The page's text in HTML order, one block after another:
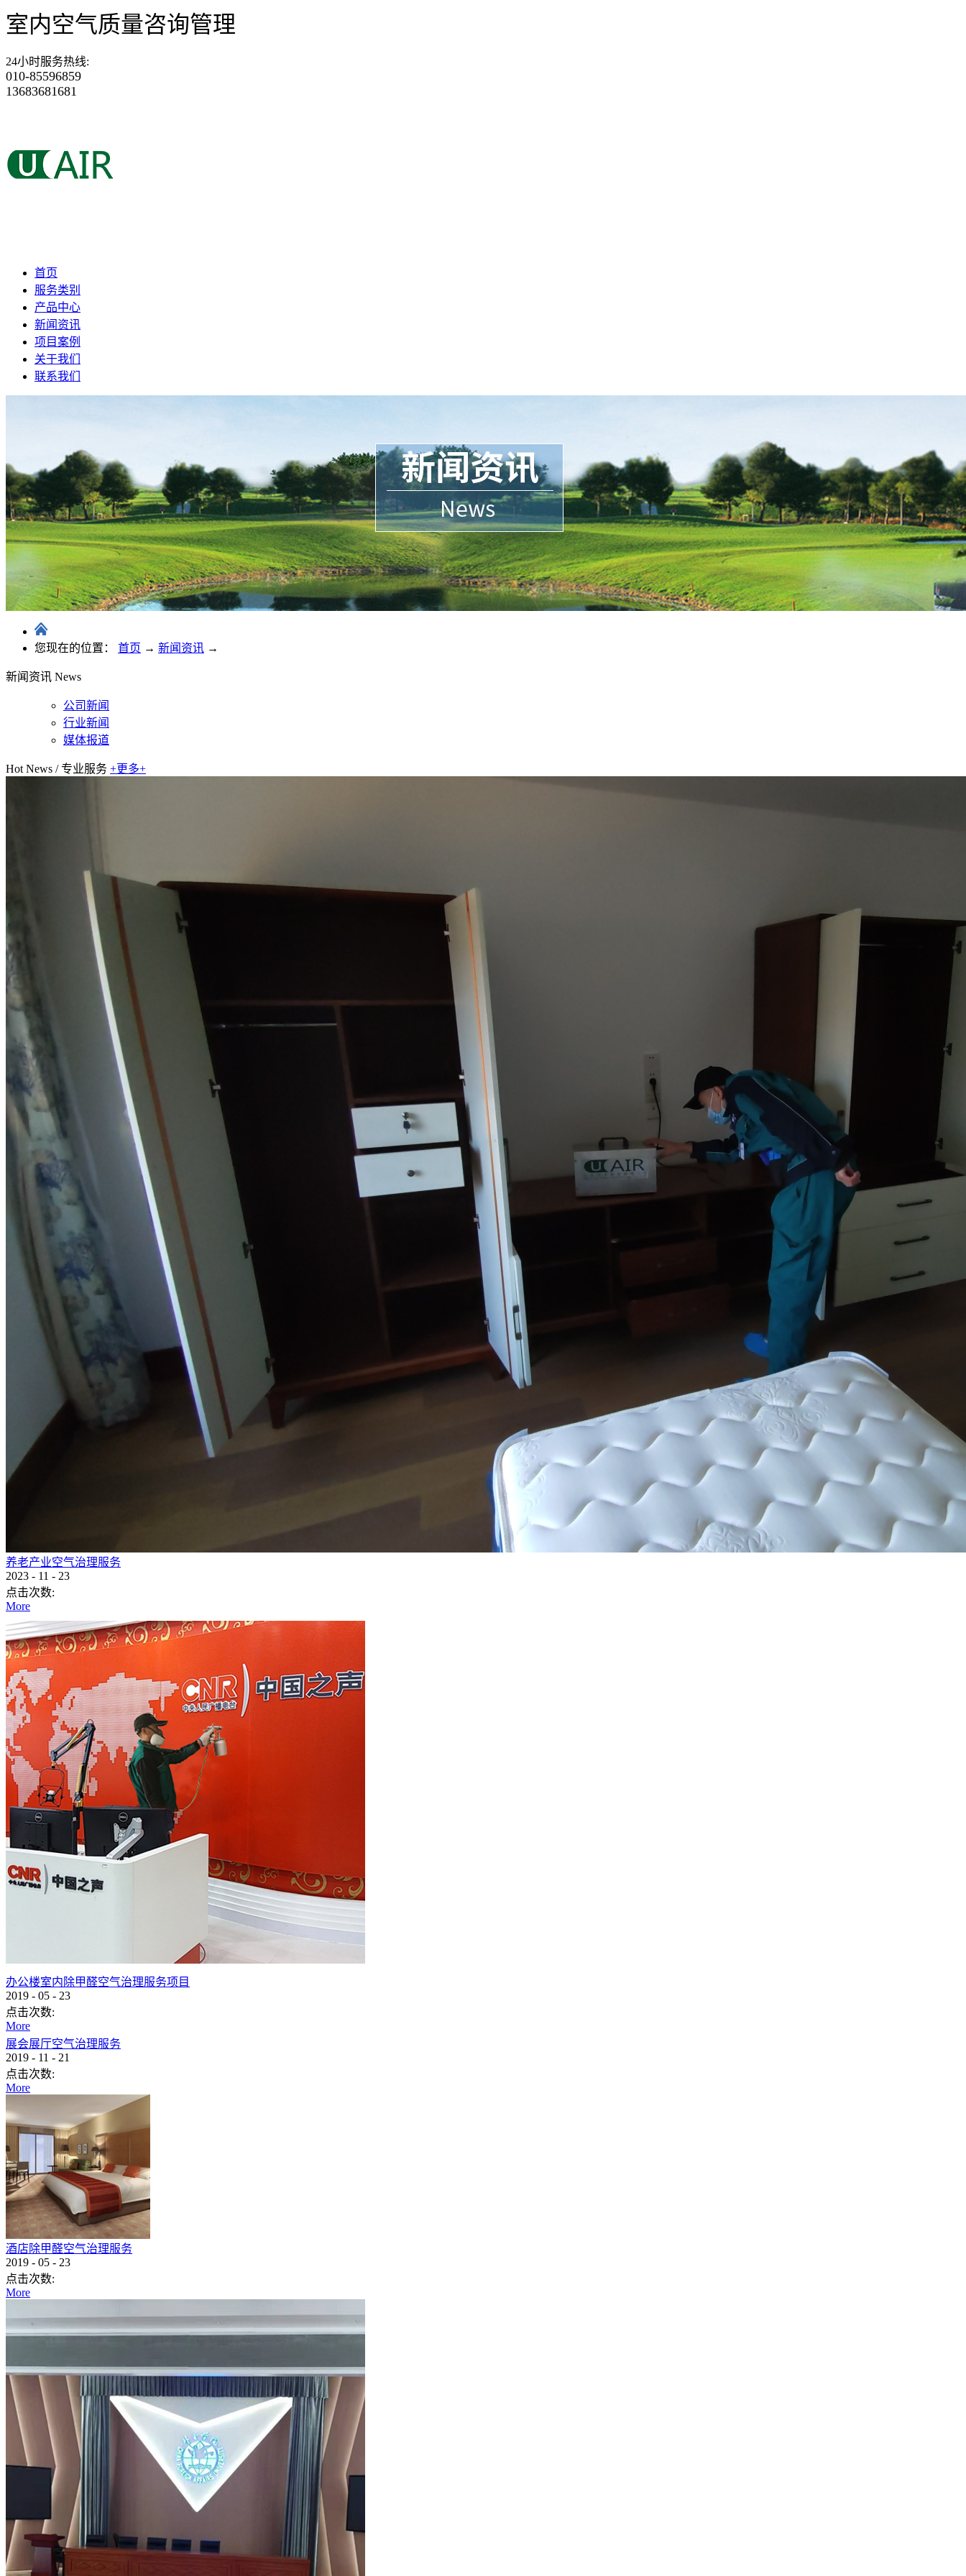
室内空气质量咨询管理
24小时服务热线:
010-85596859
13683681681
首页
服务类别
产品中心
新闻资讯
项目案例
关于我们
联系我们
您现在的位置： 首页 → 新闻资讯 →
新闻资讯 News
公司新闻
行业新闻
媒体报道
Hot News / 专业服务 +更多+
养老产业空气治理服务
2023 - 11 - 23
点击次数:
More
办公楼室内除甲醛空气治理服务项目
2019 - 05 - 23
点击次数:
More
展会展厅空气治理服务
2019 - 11 - 21
点击次数:
More
酒店除甲醛空气治理服务
2019 - 05 - 23
点击次数:
More